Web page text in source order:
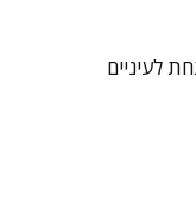
לעיניים